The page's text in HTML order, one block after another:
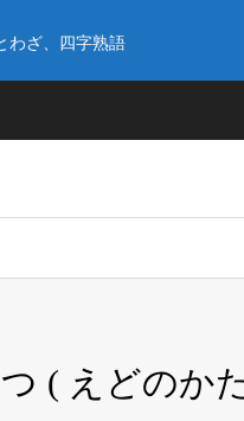
わざ、四字熟語
( えどのか